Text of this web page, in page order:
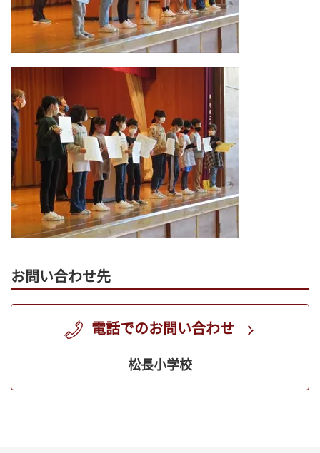
お問い合わせ先
電話でのお問い合わせ
松長小学校